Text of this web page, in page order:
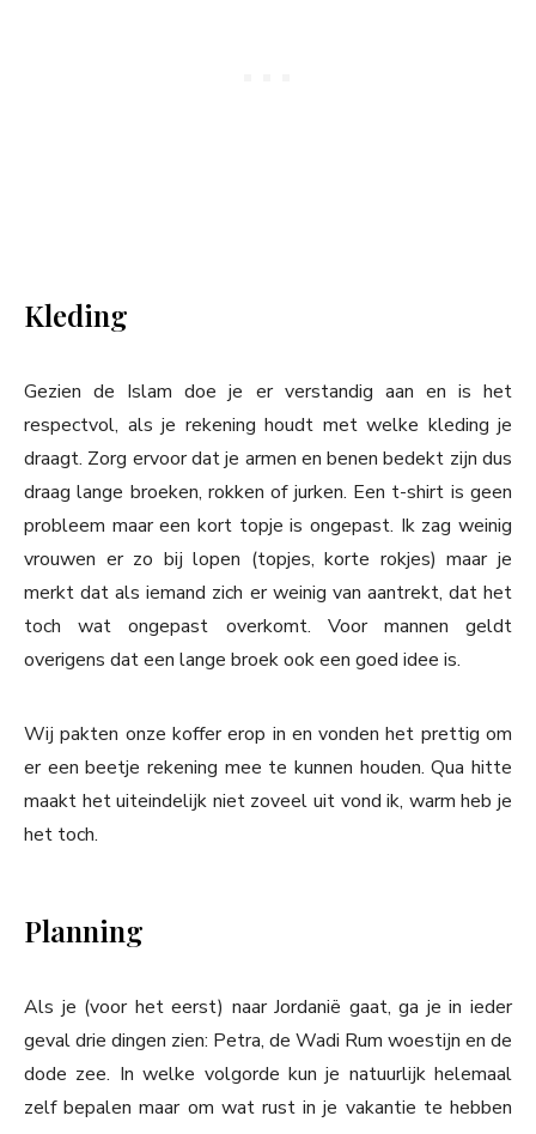
Kleding
Gezien de Islam doe je er verstandig aan en is het
respectvol, als je rekening houdt met welke kleding je
draagt. Zorg ervoor dat je armen en benen bedekt zijn dus
draag lange broeken, rokken of jurken. Een t-shirt is geen
probleem maar een kort topje is ongepast. Ik zag weinig
vrouwen er zo bij lopen (topjes, korte rokjes) maar je
merkt dat als iemand zich er weinig van aantrekt, dat het
toch wat ongepast overkomt. Voor mannen geldt
overigens dat een lange broek ook een goed idee is.
Wij pakten onze koffer erop in en vonden het prettig om
er een beetje rekening mee te kunnen houden. Qua hitte
maakt het uiteindelijk niet zoveel uit vond ik, warm heb je
het toch.
Planning
Als je (voor het eerst) naar Jordanië gaat, ga je in ieder
geval drie dingen zien: Petra, de Wadi Rum woestijn en de
dode zee. In welke volgorde kun je natuurlijk helemaal
zelf bepalen maar om wat rust in je vakantie te hebben